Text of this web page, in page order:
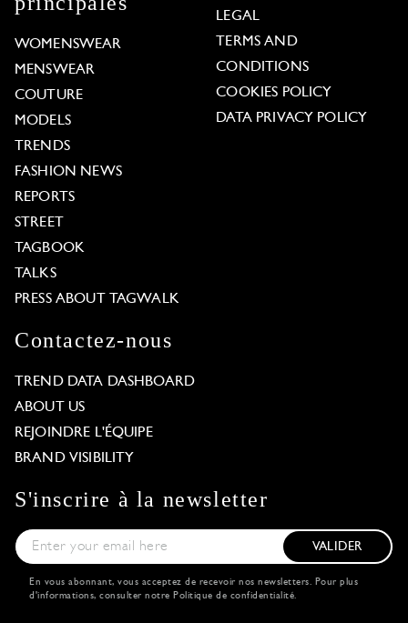
WOMENSWEAR
MENSWEAR
COUTURE
MODELS
TRENDS
FASHION NEWS
REPORTS
STREET
TAGBOOK
TALKS
PRESS ABOUT TAGWALK
LEGAL
TERMS AND
CONDITIONS
COOKIES POLICY
DATA PRIVACY POLICY
Contactez-nous
TREND DATA DASHBOARD
ABOUT US
REJOINDRE L'ÉQUIPE
BRAND VISIBILITY
S'inscrire à la newsletter
VALIDER
En vous abonnant, vous acceptez de recevoir nos newsletters. Pour plus
d'informations, consulter notre Politique de confidentialité.